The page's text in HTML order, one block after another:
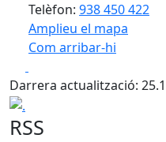
Telèfon: 938 450 422
Amplieu el mapa
Com arribar-hi
+
Darrera actualització:
.
RSS